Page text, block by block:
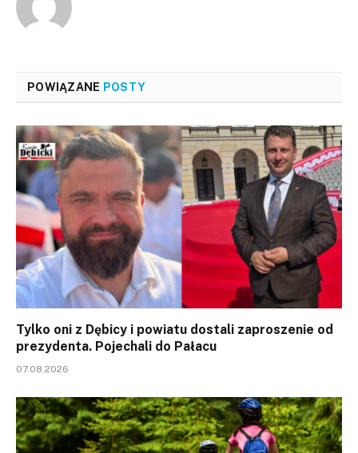
POWIĄZANE POSTY
Tylko oni z Dębicy i powiatu dostali zaproszenie od
prezydenta. Pojechali do Pałacu
07.08.2026